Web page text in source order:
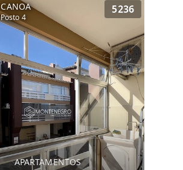
4
5236
APARTAMENTOS